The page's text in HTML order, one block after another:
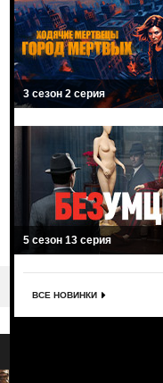
3 сезон 2 серия
5 сезон 13 серия
ВСЕ НОВИНКИ